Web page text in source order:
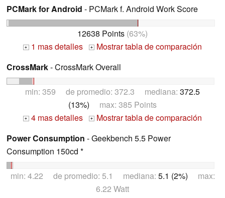
PCMark for Android - PCMark f. Android Work Score
12638 Points (63%)
+ 1 mas detalles +
Mostrar tabla de comparación
CrossMark- CrossMark Overall
min: 359 de promedio: 372.3 mediana: 372.5
(13%) max: 385 Points
+ 4 mas detalles +
Mostrar tabla de comparación
Power Consumption - Geekbench 5.5 Power
Consumption 150cd *
min: 4.22 de promedio: 5.1 mediana: 5.1 (2%) max:
6.22 Watt